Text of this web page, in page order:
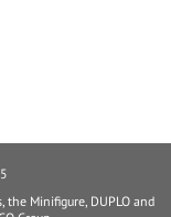
the Minifigure, DUPLO and